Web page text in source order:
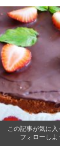
この記事が気に入
フォローしよ